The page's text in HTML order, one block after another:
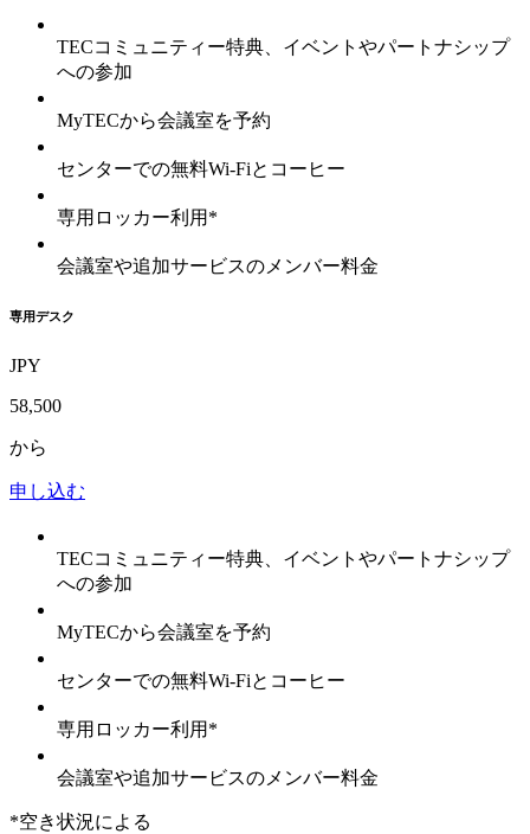
TECコミュニティー特典、イベントやパートナシップ
への参加
MyTECから会議室を予約
センターでの無料Wi-Fiとコーヒー
専用ロッカー利用*
会議室や追加サービスのメンバー料金
専用デスク
JPY
58,500
から
申し込む
TECコミュニティー特典、イベントやパートナシップ
への参加
MyTECから会議室を予約
センターでの無料Wi-Fiとコーヒー
専用ロッカー利用*
会議室や追加サービスのメンバー料金
*空き状況による